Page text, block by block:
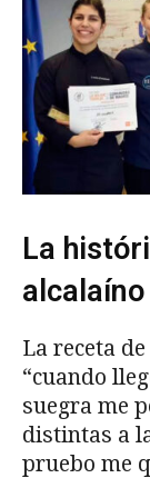
La
La receta
“cuando
suegra me
distintas a
pruebo me